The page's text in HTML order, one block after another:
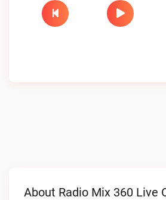
About Radio Mix 360 Live